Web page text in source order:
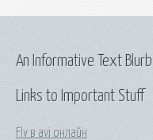
Links to Important Stuff
Flv в avi онлайн
An Informative Text Blurb